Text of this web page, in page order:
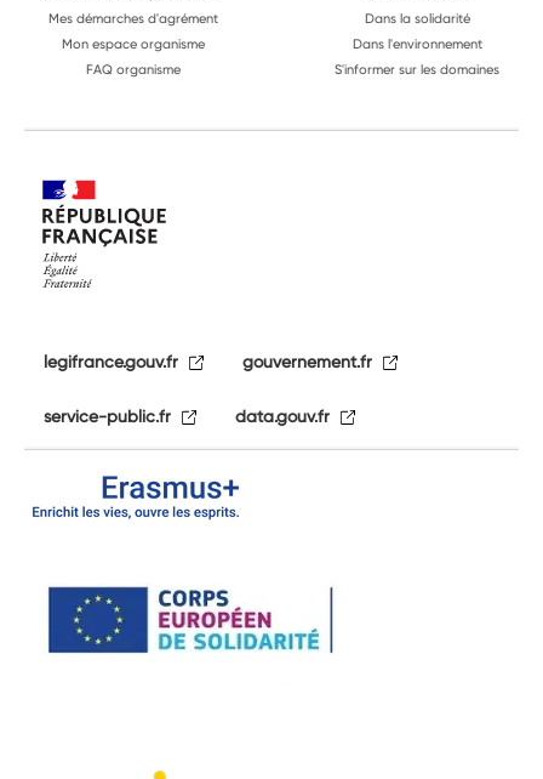
Mes démarches d'agrément
Mon espace organisme
FAQ organisme
Dans la solidarité
Dans l'environnement
S'informer sur les domaines
legifrance.gouv.fr gouvernement.fr
service-public.fr data.gouv.fr